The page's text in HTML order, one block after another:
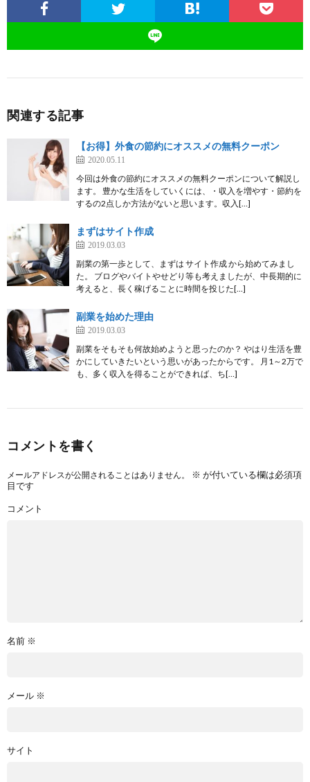
関連する記事
【お得】外食の節約にオススメの無料クーポン
2020.05.11
今回は外食の節約にオススメの無料クーポンについて解説し
ます。 豊かな生活をしていくには、・収入を増やす・節約を
するの2点しか方法がないと思います。収入[…]
まずはサイト作成
2019.03.03
副業の第一歩として、まずは サイト作成 から始めてみまし
た。 ブログやバイトやせどり等も考えましたが、中長期的に
考えると、長く稼げることに時間を投じた[…]
副業を始めた理由
2019.03.03
副業をそもそも何故始めようと思ったのか？ やはり生活を豊
かにしていきたいという思いがあったからです。 月1～2万で
も、多く収入を得ることができれば、ち[…]
コメントを書く
メールアドレスが公開されることはありません。 ※ が付いている欄は必須項
目です
コメント
名前 ※
メール ※
サイト